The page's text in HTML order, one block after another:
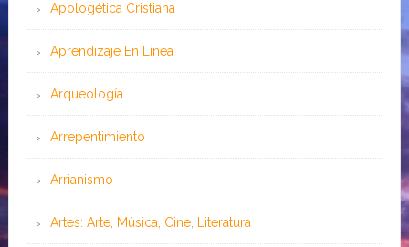
Apologética Cristiana
Aprendizaje En Línea
Arqueología
Arrepentimiento
Arrianismo
Artes: Arte, Música, Cine, Literatura